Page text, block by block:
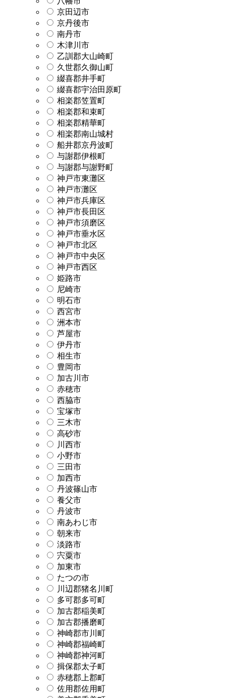
京田辺市
京丹後市
南丹市
木津川市
乙訓郡大山崎町
久世郡久御山町
綴喜郡井手町
綴喜郡宇治田原町
相楽郡笠置町
相楽郡和束町
相楽郡精華町
相楽郡南山城村
船井郡京丹波町
与謝郡伊根町
与謝郡与謝野町
神戸市東灘区
神戸市灘区
神戸市兵庫区
神戸市長田区
神戸市須磨区
神戸市垂水区
神戸市北区
神戸市中央区
神戸市西区
姫路市
尼崎市
明石市
西宮市
洲本市
芦屋市
伊丹市
相生市
豊岡市
加古川市
赤穂市
西脇市
宝塚市
三木市
高砂市
川西市
小野市
三田市
加西市
丹波篠山市
養父市
丹波市
南あわじ市
朝来市
淡路市
宍粟市
加東市
たつの市
川辺郡猪名川町
多可郡多可町
加古郡稲美町
加古郡播磨町
神崎郡市川町
神崎郡福崎町
神崎郡神河町
揖保郡太子町
赤穂郡上郡町
佐用郡佐用町